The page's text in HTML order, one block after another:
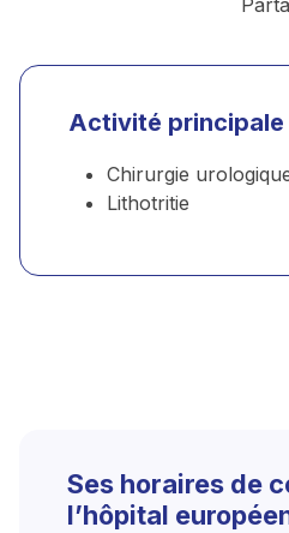
Activité principale
Chirurgie
Lithotritie
Ses horaires de
l’hôpital